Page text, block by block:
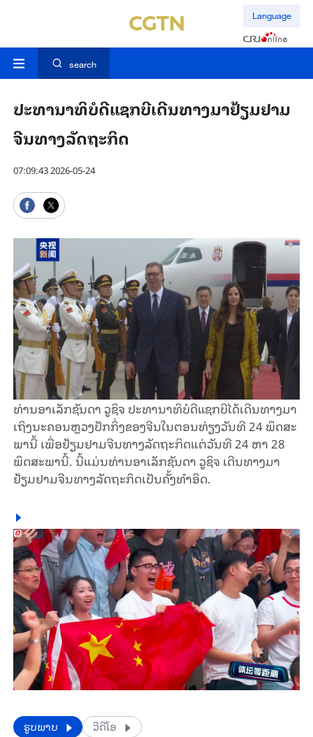
Language
search
ປະ​ທາ​ນາ​ທິ​ບໍ​ດີ​ແຊກ​ບີ​ເດີນ​ທາງ​ມາ​ຢ້ຽມ​ຢາມ​
ຈີນ​ທາງ​ລັດ​ຖະ​ກິດ
07:09:43 2026-05-24
ທ່ານ​ອາ​ເລັກ​ຊັນ​ດາ ວູ​ຊິ​ຈ ປະ​ທາ​ນາ​ທິ​ບໍ​ດີ​ແຊກ​ບີ​ໄດ້​ເດີນ​ທາງ​ມາ​
ເຖິງ​ນະ​ຄອນຫຼວງ​ປັກ​ກິ່ງ​ຂອງ​ຈີນ​ໃນ​ຕອນ​ທ່ຽງ​ວັນ​ທີ 24 ພຶດ​ສະ​
ພາ​ນີ້ ເພື່ອ​ຢ້ຽມ​ຢາມ​ຈີນ​ທາງ​ລັດ​ຖະ​ກິດ​ແຕ່​ວັນ​ທີ 24 ຫາ 28
ພຶດ​ສະ​ພາ​ນີ້. ນີ້​ແມ່ນ​ທ່ານ​ອາ​ເລັກ​ຊັນ​ດາ ວູ​ຊິ​ຈ ເດີ​ນ​ທາງ​ມາ​
ຢ້ຽມ​ຢາມ​ຈີນ​ທາງ​ລັດ​ຖະ​ກິດ​ເປັນ​ຄັ້ງ​ທຳ​ອິດ.
​​ຮູບພາບ ວີດີໂອ